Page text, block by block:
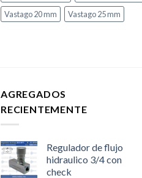
Vastago 20 mm
Vastago 25 mm
AGREGADOS
RECIENTEMENTE
Regulador de flujo
hidraulico 3/4 con
check